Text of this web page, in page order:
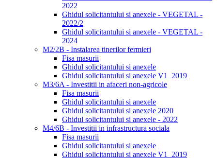
2022
Ghidul solicitantului si anexele - VEGETAL -
2022/2
Ghidul solicitantului si anexele - VEGETAL -
2024
M2/2B - Instalarea tinerilor fermieri
Fisa masurii
Ghidul solicitantului si anexele
Ghidul solicitantului si anexele V1_2019
M3/6A - Investitii in afaceri non-agricole
Fisa masurii
Ghidul solicitantului si anexele
Ghidul solicitantului si anexele 2020
Ghidul solicitantului si anexele - 2022
M4/6B - Investitii in infrastructura sociala
Fisa masurii
Ghidul solicitantului si anexele
Ghidul solicitantului si anexele V1_2019